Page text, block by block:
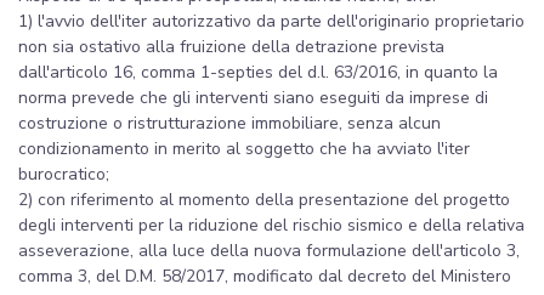
1) l'avvio dell'iter autorizzativo da parte dell'originario proprietario
non sia ostativo alla fruizione della detrazione prevista
dall'articolo 16, comma 1-septies del d.l. 63/2016, in quanto la
norma prevede che gli interventi siano eseguiti da imprese di
costruzione o ristrutturazione immobiliare, senza alcun
condizionamento in merito al soggetto che ha avviato l'iter
burocratico;
2) con riferimento al momento della presentazione del progetto
degli interventi per la riduzione del rischio sismico e della relativa
asseverazione, alla luce della nuova formulazione dell'articolo 3,
comma 3, del D.M. 58/2017, modificato dal decreto del Ministero